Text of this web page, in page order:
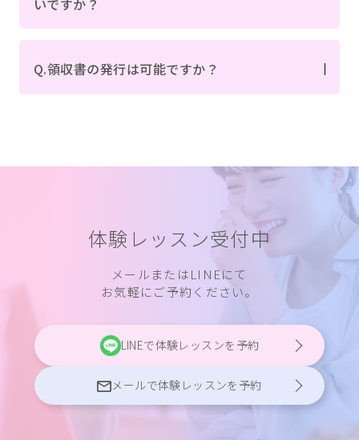
いですか？
Q.領収書の発行は可能ですか？
体験レッスン受付中
メールまたはLINEにて
お気軽にご予約ください。
LINEで体験レッスンを予約
メールで体験レッスンを予約